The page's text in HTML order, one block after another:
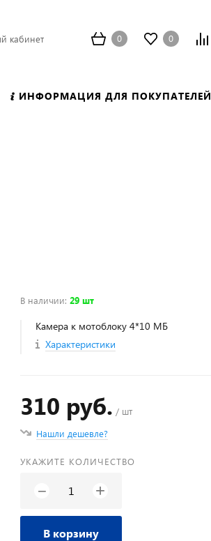
кабинет 0 0
ИНФОРМАЦИЯ ДЛЯ ПОКУПАТЕЛЕЙ
В наличии:29 шт
Камера к мотоблоку 4*10 МБ
Характеристики
310 руб. / шт
Нашли дешевле?
УКАЖИТЕ КОЛИЧЕСТВО
− +
В корзину